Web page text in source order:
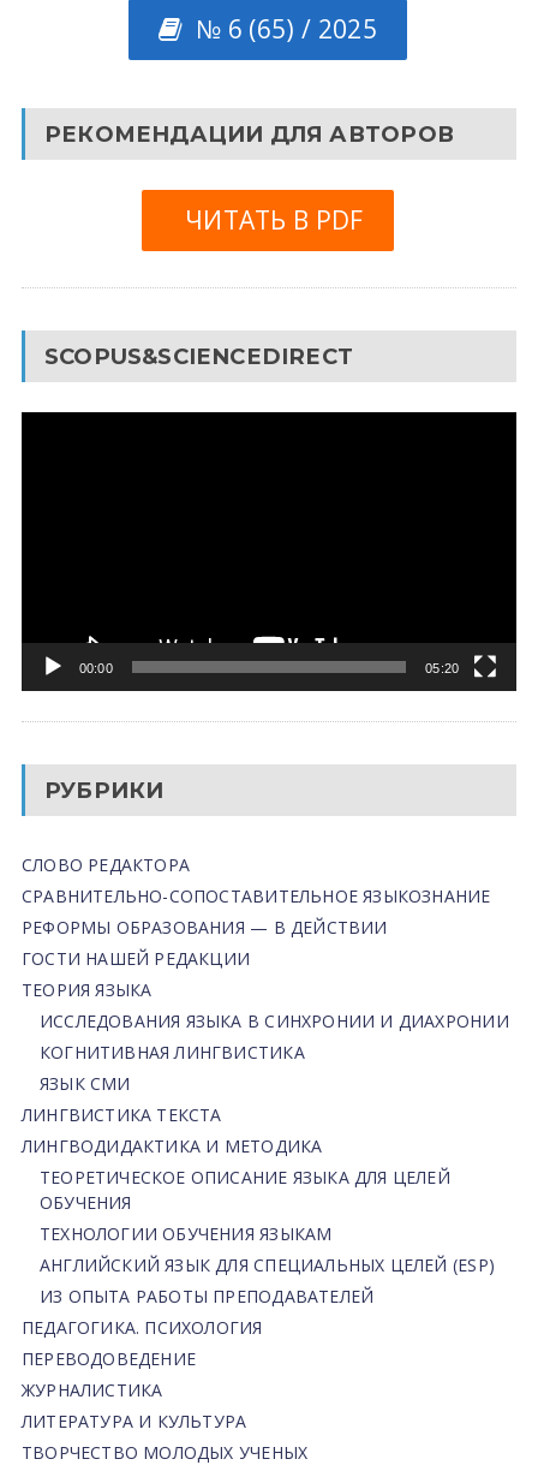
№ 6 (65) / 2025
РЕКОМЕНДАЦИИ ДЛЯ АВТОРОВ
ЧИТАТЬ В PDF
SCOPUS&SCIENCEDIRECT
00:00 05:20
РУБРИКИ
СЛОВО РЕДАКТОРА
СРАВНИТЕЛЬНО-СОПОСТАВИТЕЛЬНОЕ ЯЗЫКОЗНАНИЕ
РЕФОРМЫ ОБРАЗОВАНИЯ — В ДЕЙСТВИИ
ГОСТИ НАШЕЙ РЕДАКЦИИ
ТЕОРИЯ ЯЗЫКА
ИССЛЕДОВАНИЯ ЯЗЫКА В СИНХРОНИИ И ДИАХРОНИИ
КОГНИТИВНАЯ ЛИНГВИСТИКА
ЯЗЫК СМИ
ЛИНГВИСТИКА ТЕКСТА
ЛИНГВОДИДАКТИКА И МЕТОДИКА
ТЕОРЕТИЧЕСКОЕ ОПИСАНИЕ ЯЗЫКА ДЛЯ ЦЕЛЕЙ
ОБУЧЕНИЯ
ТЕХНОЛОГИИ ОБУЧЕНИЯ ЯЗЫКАМ
АНГЛИЙСКИЙ ЯЗЫК ДЛЯ СПЕЦИАЛЬНЫХ ЦЕЛЕЙ (ESP)
ИЗ ОПЫТА РАБОТЫ ПРЕПОДАВАТЕЛЕЙ
ПЕДАГОГИКА. ПСИХОЛОГИЯ
ПЕРЕВОДОВЕДЕНИЕ
ЖУРНАЛИСТИКА
ЛИТЕРАТУРА И КУЛЬТУРА
ТВОРЧЕСТВО МОЛОДЫХ УЧЕНЫХ